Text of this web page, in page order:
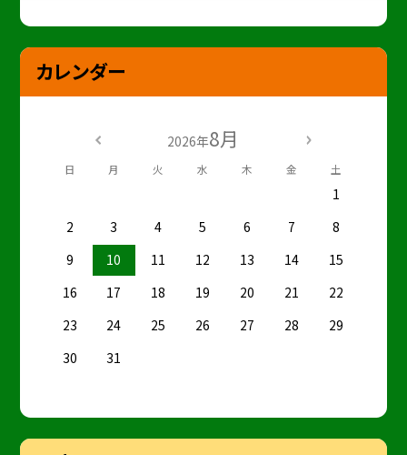
カレンダー
2026年8月
日 月 火 水 木 金 土
1
2
3 4 5 6 7
8
9
10 11 12 13 14
15
16
17 18 19 20 21
22
23
24 25 26 27 28
29
30
31